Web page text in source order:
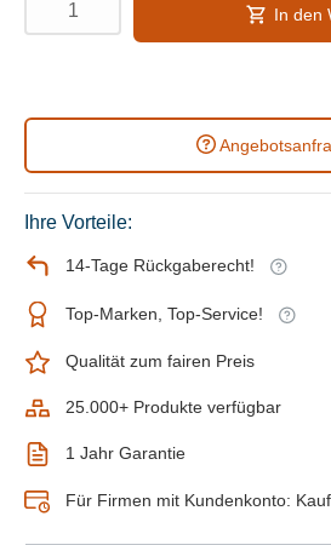
In den
Ihre Vorteile:
14-Tage Rückgaberecht!
Top-Marken, Top-Service!
Qualität zum fairen Preis
25.000+ Produkte verfügbar
1 Jahr Garantie
Für Firmen mit Kundenkonto: